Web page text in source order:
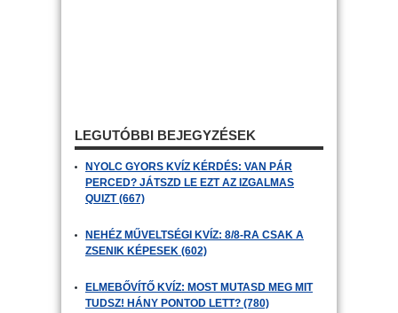
LEGUTÓBBI BEJEGYZÉSEK
NYOLC GYORS KVÍZ KÉRDÉS: VAN PÁR
PERCED? JÁTSZD LE EZT AZ IZGALMAS
QUIZT (667)
NEHÉZ MŰVELTSÉGI KVÍZ: 8/8-RA CSAK A
ZSENIK KÉPESEK (602)
ELMEBŐVÍTŐ KVÍZ: MOST MUTASD MEG MIT
TUDSZ! HÁNY PONTOD LETT? (780)